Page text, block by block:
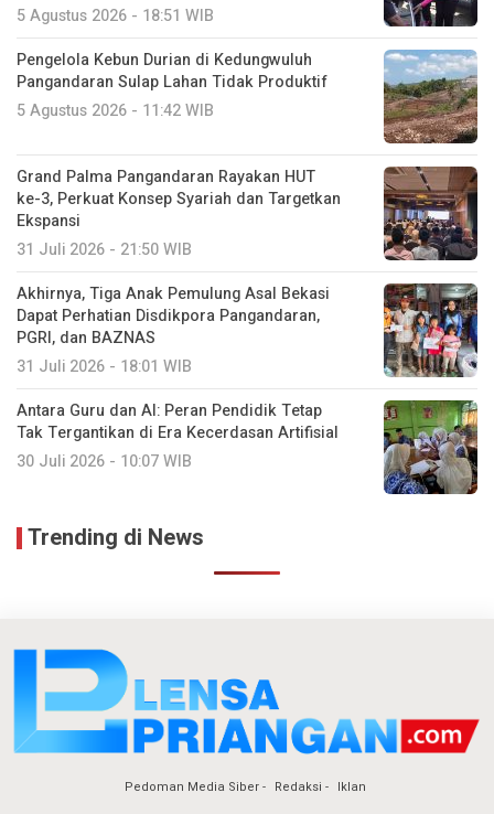
5 Agustus 2026 - 18:51 WIB
Pengelola Kebun Durian di Kedungwuluh
Pangandaran Sulap Lahan Tidak Produktif ‎
5 Agustus 2026 - 11:42 WIB
Grand Palma Pangandaran Rayakan HUT
ke-3, Perkuat Konsep Syariah dan Targetkan
Ekspansi
31 Juli 2026 - 21:50 WIB
Akhirnya, Tiga Anak Pemulung Asal Bekasi
Dapat Perhatian Disdikpora Pangandaran,
PGRI, dan BAZNAS
31 Juli 2026 - 18:01 WIB
Antara Guru dan AI: Peran Pendidik Tetap
Tak Tergantikan di Era Kecerdasan Artifisial
30 Juli 2026 - 10:07 WIB
Trending di News
Pedoman Media Siber Redaksi Iklan